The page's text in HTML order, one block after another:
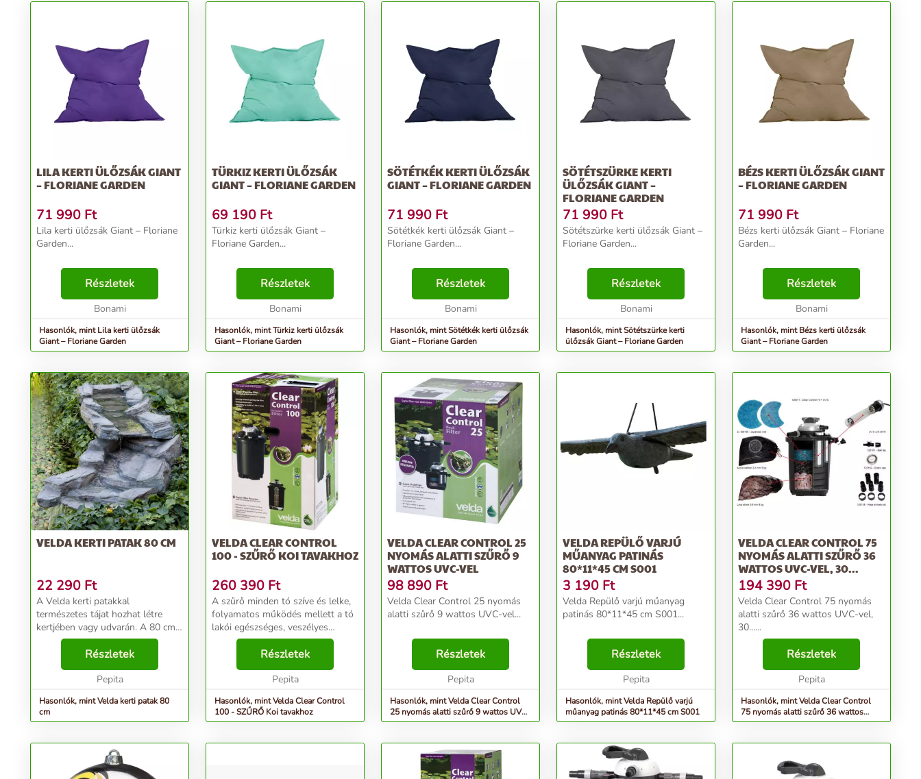
LILA KERTI ÜLŐZSÁK GIANT
– FLORIANE GARDEN
71 990 Ft
Lila kerti ülőzsák Giant – Floriane
Garden...
Részletek
Bonami
Hasonlók, mint Lila kerti ülőzsák
Giant – Floriane Garden
TÜRKIZ KERTI ÜLŐZSÁK
GIANT – FLORIANE GARDEN
69 190 Ft
Türkiz kerti ülőzsák Giant –
Floriane Garden...
Részletek
Bonami
Hasonlók, mint Türkiz kerti ülőzsák
Giant – Floriane Garden
SÖTÉTKÉK KERTI ÜLŐZSÁK
GIANT – FLORIANE GARDEN
71 990 Ft
Sötétkék kerti ülőzsák Giant –
Floriane Garden...
Részletek
Bonami
Hasonlók, mint Sötétkék kerti ülőzsák
Giant – Floriane Garden
SÖTÉTSZÜRKE KERTI
ÜLŐZSÁK GIANT –
FLORIANE GARDEN
71 990 Ft
Sötétszürke kerti ülőzsák Giant –
Floriane Garden...
Részletek
Bonami
Hasonlók, mint Sötétszürke kerti
ülőzsák Giant – Floriane Garden
BÉZS KERTI ÜLŐZSÁK GIANT
– FLORIANE GARDEN
71 990 Ft
Bézs kerti ülőzsák Giant – Floriane
Garden...
Részletek
Bonami
Hasonlók, mint Bézs kerti ülőzsák
Giant – Floriane Garden
VELDA KERTI PATAK 80 CM
22 290 Ft
A Velda kerti patakkal
természetes tájat hozhat létre
kertjében vagy udvarán. A 80 cm
hosszú lenyűgöző patak
törhetetlen és kiemelkedően
fagyálló. Tehet több elemet is
egymás fölé, és így hosszabb
Részletek
Pepita
Hasonlók, mint Velda kerti patak 80
cm
VELDA CLEAR CONTROL
100 - SZŰRŐ KOI TAVAKHOZ
260 390 Ft
A szűrő minden tó szíve és lelke,
folyamatos működés mellett a tó
lakói egészséges, veszélyes
méreganyagoktól mentes életet
élvezhetnek. Ha szökőkutat,
vízesést vagy patakot szeretnél
telepíteni, font...
Részletek
Pepita
Hasonlók, mint Velda Clear Control
100 - SZŰRŐ Koi tavakhoz
VELDA CLEAR CONTROL 25
NYOMÁS ALATTI SZŰRŐ 9
WATTOS UVC-VEL
98 890 Ft
Velda Clear Control 25 nyomás
alatti szűrő 9 wattos UVC-vel...
Részletek
Pepita
Hasonlók, mint Velda Clear Control
25 nyomás alatti szűrő 9 wattos UVC-
vel
VELDA REPÜLŐ VARJÚ
MŰANYAG PATINÁS
80*11*45 CM S001
3 190 Ft
Velda Repülő varjú műanyag
patinás 80*11*45 cm S001...
Részletek
Pepita
Hasonlók, mint Velda Repülő varjú
műanyag patinás 80*11*45 cm S001
VELDA CLEAR CONTROL 75
NYOMÁS ALATTI SZŰRŐ 36
WATTOS UVC-VEL, 30...
194 390 Ft
Velda Clear Control 75 nyomás
alatti szűrő 36 wattos UVC-vel,
30......
Részletek
Pepita
Hasonlók, mint Velda Clear Control
75 nyomás alatti szűrő 36 wattos
UVC-vel, 30...